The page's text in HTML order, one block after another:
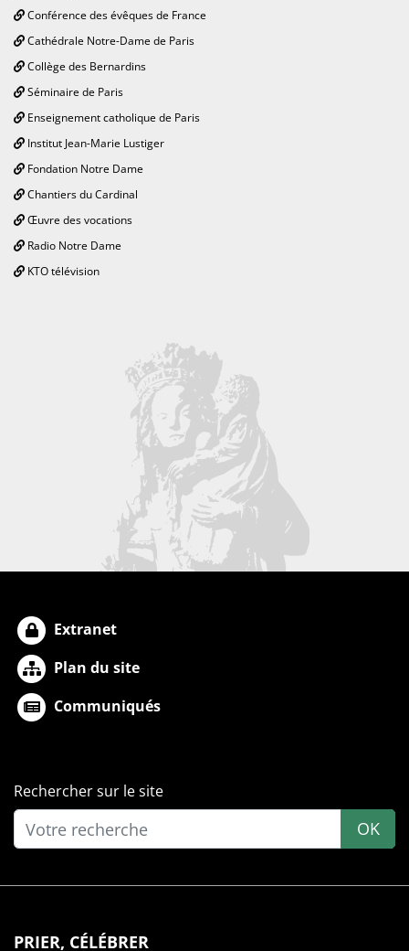
Conférence des évêques de France
Cathédrale Notre-Dame de Paris
Collège des Bernardins
Séminaire de Paris
Enseignement catholique de Paris
Institut Jean-Marie Lustiger
Fondation Notre Dame
Chantiers du Cardinal
Œuvre des vocations
Radio Notre Dame
KTO télévision
Extranet
Plan du site
Communiqués
Rechercher sur le site
OK
PRIER, CÉLÉBRER